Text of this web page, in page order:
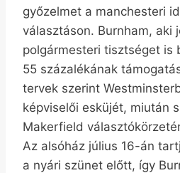
győzelmet a manchesteri
választáson. Burnham, aki
polgármesteri tisztséget is
55 százalékának
tervek szerint
képviselői esküjét, miután
Makerfield
Az alsóház július 16-án
a nyári szünet előtt, így